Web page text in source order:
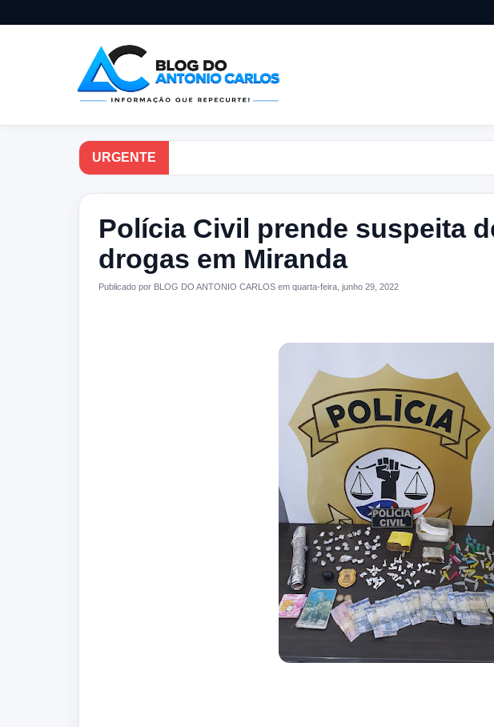
URGENTE
Polícia Civil prende suspeita
drogas em Miranda
Publicado por BLOG DO ANTONIO CARLOS em quarta-feira, junho 29, 2022